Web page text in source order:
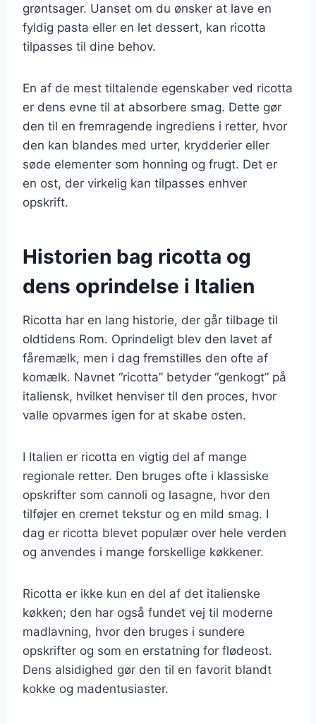
grøntsager. Uanset om du ønsker at lave en
fyldig pasta eller en let dessert, kan ricotta
tilpasses til dine behov.
En af de mest tiltalende egenskaber ved ricotta
er dens evne til at absorbere smag. Dette gør
den til en fremragende ingrediens i retter, hvor
den kan blandes med urter, krydderier eller
søde elementer som honning og frugt. Det er
en ost, der virkelig kan tilpasses enhver
opskrift.
Historien bag ricotta og
dens oprindelse i Italien
Ricotta har en lang historie, der går tilbage til
oldtidens Rom. Oprindeligt blev den lavet af
fåremælk, men i dag fremstilles den ofte af
komælk. Navnet “ricotta” betyder “genkogt” på
italiensk, hvilket henviser til den proces, hvor
valle opvarmes igen for at skabe osten.
I Italien er ricotta en vigtig del af mange
regionale retter. Den bruges ofte i klassiske
opskrifter som cannoli og lasagne, hvor den
tilføjer en cremet tekstur og en mild smag. I
dag er ricotta blevet populær over hele verden
og anvendes i mange forskellige køkkener.
Ricotta er ikke kun en del af det italienske
køkken; den har også fundet vej til moderne
madlavning, hvor den bruges i sundere
opskrifter og som en erstatning for flødeost.
Dens alsidighed gør den til en favorit blandt
kokke og madentusiaster.